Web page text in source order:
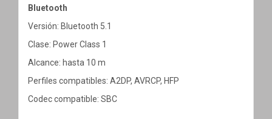
Bluetooth
Versión: Bluetooth 5.1
Clase: Power Class 1
Alcance: hasta 10 m
Perfiles compatibles: A2DP, AVRCP, HFP
Codec compatible: SBC